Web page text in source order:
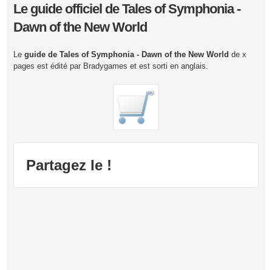
Le guide officiel de Tales of Symphonia -
Dawn of the New World
Le guide de Tales of Symphonia - Dawn of the New World de x
pages est édité par Bradygames et est sorti en anglais.
Partagez le !